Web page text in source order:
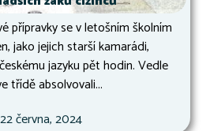
přípravky se v letošním školním
jako jejich starší kamarádi,
jazyku pět hodin. Vedle
třídě absolvovali...
22 června, 2024